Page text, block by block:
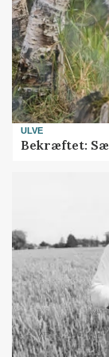
ULVE
Bekræftet: